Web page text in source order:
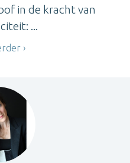
in de kracht van
...